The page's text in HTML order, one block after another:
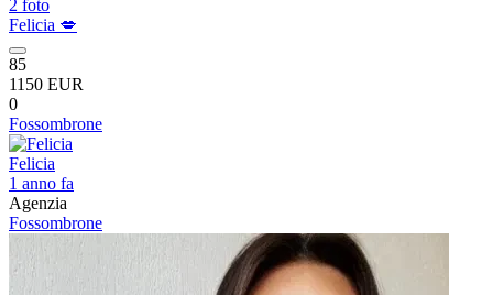
2 foto
Felicia 💋
85
1150 EUR
0
Fossombrone
Felicia
1 anno fa
Agenzia
Fossombrone